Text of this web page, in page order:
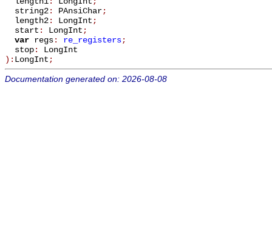
string2: PAnsiChar;
length2: LongInt ;
start : LongInt ;
var regs: re_registers;
stop: LongInt
): LongInt ;
Documentation generated on: 2026-08-08